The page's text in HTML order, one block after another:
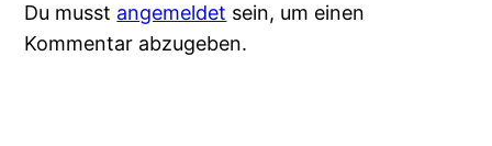
Du musst angemeldet sein, um einen
Kommentar abzugeben.